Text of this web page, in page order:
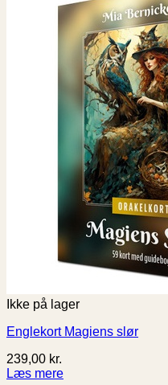
Ikke på lager
Englekort Magiens slør
239,00 kr.
Læs mere